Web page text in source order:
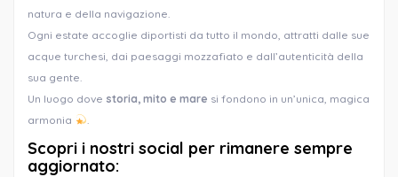
natura e della navigazione.
Ogni estate accoglie diportisti da tutto il mondo, attratti dalle sue
acque turchesi, dai paesaggi mozzafiato e dall’autenticità della
sua gente.
Un luogo dove storia, mito e mare si fondono in un’unica, magica
armonia
Scopri i nostri social per rimanere sempre
aggiornato: